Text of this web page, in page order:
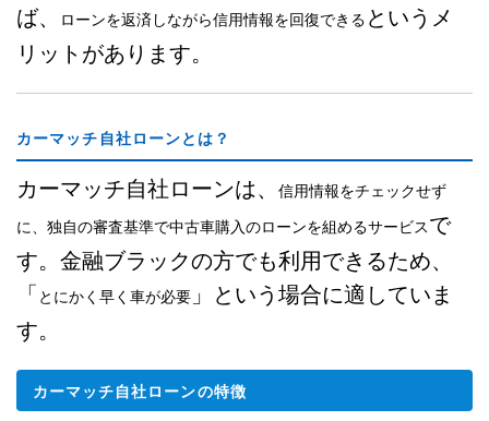
ば、
ローンを返済しながら信用情報を回復できる というメ
リットがあります。
カーマッチ自社ローンとは？
カーマッチ自社ローンは、 信用情報をチェックせず
に、独自の審査基準で中古車購入のローンを組めるサービスで
す。金融ブラックの方でも利用できるため、
「 とにかく早く車が必要 」という場合に適していま
す。
カーマッチ自社ローンの特徴